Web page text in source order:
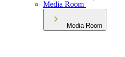
Media Room
Media Room